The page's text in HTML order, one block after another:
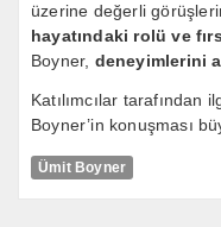
üzerine değerli
hayatındaki rolü ve
Boyner, deneyimlerini
Katılımcılar tarafından
Boyner’in konuşması
Ümit Boyner